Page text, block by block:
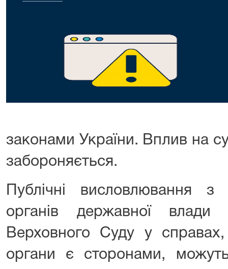
законами України. Вплив на
забороняється.
Публічні висловлювання
органів державної
Верховного Суду у
органи є сторонами,